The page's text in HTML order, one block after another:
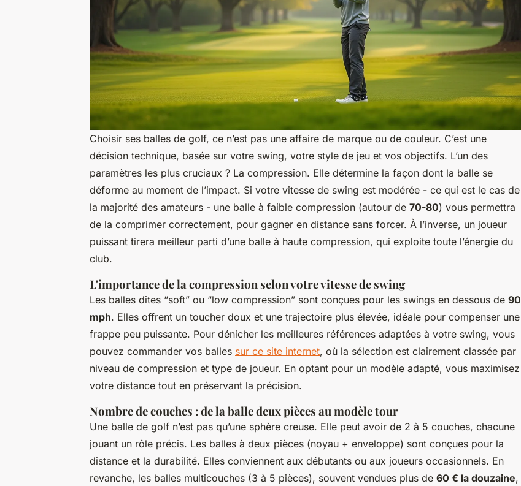
Choisir ses balles de golf, ce n’est pas une affaire de marque ou de couleur. C’est une
décision technique, basée sur votre swing, votre style de jeu et vos objectifs. L’un des
paramètres les plus cruciaux ? La compression. Elle détermine la façon dont la balle se
déforme au moment de l’impact. Si votre vitesse de swing est modérée - ce qui est le cas de
la majorité des amateurs - une balle à faible compression (autour de 70-80) vous permettra
de la comprimer correctement, pour gagner en distance sans forcer. À l’inverse, un joueur
puissant tirera meilleur parti d’une balle à haute compression, qui exploite toute l’énergie du
club.
L'importance de la compression selon votre vitesse de swing
Les balles dites “soft” ou “low compression” sont conçues pour les swings en dessous de 90
mph. Elles offrent un toucher doux et une trajectoire plus élevée, idéale pour compenser une
frappe peu puissante. Pour dénicher les meilleures références adaptées à votre swing, vous
pouvez commander vos balles sur ce site internet, où la sélection est clairement classée par
niveau de compression et type de joueur. En optant pour un modèle adapté, vous maximisez
votre distance tout en préservant la précision.
Nombre de couches : de la balle deux pièces au modèle tour
Une balle de golf n’est pas qu’une sphère creuse. Elle peut avoir de 2 à 5 couches, chacune
jouant un rôle précis. Les balles à deux pièces (noyau + enveloppe) sont conçues pour la
distance et la durabilité. Elles conviennent aux débutants ou aux joueurs occasionnels. En
revanche, les balles multicouches (3 à 5 pièces), souvent vendues plus de 60 € la douzaine,